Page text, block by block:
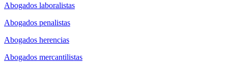
Abogados laboralistas
Abogados penalistas
Abogados herencias
Abogados mercantilistas